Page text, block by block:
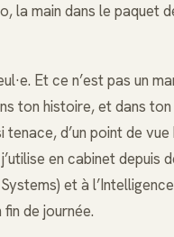
la main dans le paquet
Et ce n’est pas un
ton histoire, et dans
d’un point de
en cabinet depuis
et à
de journée.